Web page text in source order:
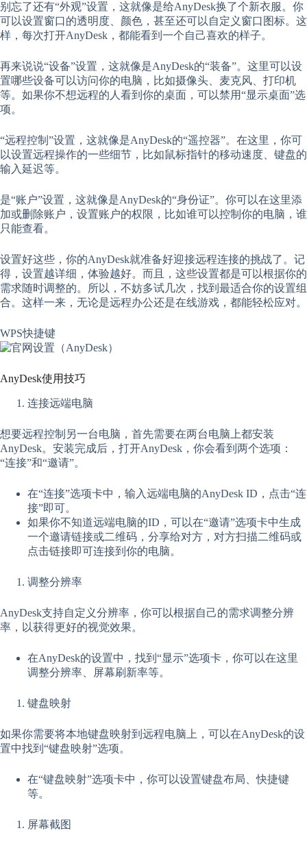
别忘了还有“外观”设置，这就像是给AnyDesk换了个新衣服。你
可以设置窗口的透明度、颜色，甚至还可以自定义窗口图标。这
样，每次打开AnyDesk，都能看到一个自己喜欢的样子。
再来说说“设备”设置，这就像是AnyDesk的“装备”。这里可以设
置哪些设备可以访问你的电脑，比如摄像头、麦克风、打印机
等。如果你不想远程的人看到你的桌面，可以禁用“显示桌面”选
项。
“远程控制”设置，这就像是AnyDesk的“遥控器”。在这里，你可
以设置远程操作的一些细节，比如鼠标指针的移动速度、键盘的
输入延迟等。
是“账户”设置，这就像是AnyDesk的“身份证”。你可以在这里添
加或删除账户，设置账户的权限，比如谁可以控制你的电脑，谁
只能查看。
设置好这些，你的AnyDesk就准备好迎接远程连接的挑战了。记
得，设置越详细，体验越好。而且，这些设置都是可以根据你的
需求随时调整的。所以，不妨多试几次，找到最适合你的设置组
合。这样一来，无论是远程办公还是在线游戏，都能轻松应对。
WPS快捷键
AnyDesk使用技巧
连接远端电脑
想要远程控制另一台电脑，首先需要在两台电脑上都安装
AnyDesk。安装完成后，打开AnyDesk，你会看到两个选项：
“连接”和“邀请”。
在“连接”选项卡中，输入远端电脑的AnyDesk ID，点击“连
接”即可。
如果你不知道远端电脑的ID，可以在“邀请”选项卡中生成
一个邀请链接或二维码，分享给对方，对方扫描二维码或
点击链接即可连接到你的电脑。
调整分辨率
AnyDesk支持自定义分辨率，你可以根据自己的需求调整分辨
率，以获得更好的视觉效果。
在AnyDesk的设置中，找到“显示”选项卡，你可以在这里
调整分辨率、屏幕刷新率等。
键盘映射
如果你需要将本地键盘映射到远程电脑上，可以在AnyDesk的设
置中找到“键盘映射”选项。
在“键盘映射”选项卡中，你可以设置键盘布局、快捷键
等。
屏幕截图